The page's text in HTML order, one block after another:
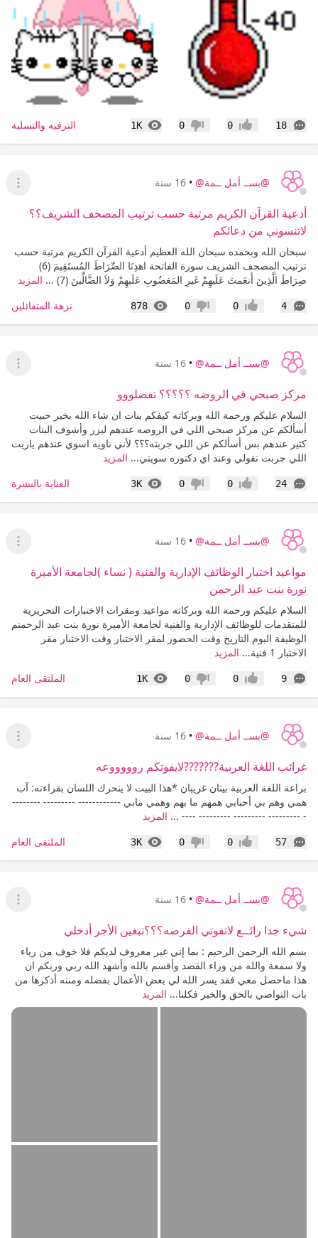
18
التعليقات إعجاب0 عدم إعجاب
0
1K
المشاهدات الترفيه والتسلية
@بســ أمل ــمة@ • 16 سنة
عرض
أدعية القرآن الكريم مرتبة حسب ترتيب المصحف الشريف؟؟
لاتنسوني من دعائكم
سبحان الله وبحمده سبحان الله العظيم أدعية القرآن الكريم مرتبة حسب
ترتيب المصحف الشريف سورة الفاتحة اهدِنَا الصِّرَاطَ المُستَقِيمَ (6)
صِرَاطَ الَّذِينَ أَنعَمتَ عَلَيهِمْ غَيرِ المَغضُوبِ عَلَيهِمْ وَلاَ الضَّالِّينَ (7) ...
المزيد
4
التعليقات إعجاب0 عدم إعجاب
0
878
المشاهدات نزهة المتفائلين
@بســ أمل ــمة@ • 16 سنة
عرض
مركز صبحي في الروضه ؟؟؟؟؟ تفضلووو
السلام عليكم ورحمة الله وبركاته كيفكم بنات ان شاء الله بخير حبيت
أسألكم عن مركز صبحي اللي في الروضه عندهم ليزر وأشوف البنات
كثير عندهم بس أسألكم عن اللي جربته؟؟؟ لأني ناويه اسوي عندهم ياريت
اللي جربت تقولي وعند اي دكتوره سويتي... المزيد
24
التعليقات إعجاب0 عدم إعجاب
0
3K
المشاهدات العناية بالبشرة
@بســ أمل ــمة@ • 16 سنة
عرض
مواعيد اختبار الوظائف الإدارية والفنية ( نساء )لجامعة الأميرة
نورة بنت عبد الرحمن
السلام عليكم ورحمة الله وبركاته مواعيد ومقرات الاختبارات التحريرية
للمتقدمات للوظائف الإدارية والفنية لجامعة الأميرة نورة بنت عبد الرحمنم
الوظيفة اليوم التاريخ وقت الحضور لمقر الاختبار وقت الاختبار مقر
الاختبار 1 فنية...
المزيد
9
التعليقات إعجاب0 عدم إعجاب
0
1K
المشاهدات الملتقى العام
@بســ أمل ــمة@ • 16 سنة
عرض
غرائب اللغة العربية???????لايفوتكم روووووعه‎
براعة اللغة العربية بيتان غريبان *هذا البيت لا يتحرك اللسان بقراءته‎: آب
همي وهم بي أحبابي همهم ما بهم وهمي مابي ------------ --------- --------
- --------- --------- --------- ---- ... المزيد
57
التعليقات إعجاب0 عدم إعجاب
0
3K
المشاهدات الملتقى العام
@بســ أمل ــمة@ • 16 سنة
عرض
شيء جدا رائــع لاتفوتي الفرصه‎؟؟؟تبغين الأجر أدخلي
بسم الله الرحمن الرحيم : بما إني غير معروف لديكم فلا خوف من رياء
ولا سمعة والله من وراء القصد وأقسم بالله وأشهد الله ربي وربكم ان
هذا ماحصل معي فقد يسر الله لي بعض الأعمال بفضله ومنته أذكرها من
باب التواصي بالحق والخير فكلنا... المزيد